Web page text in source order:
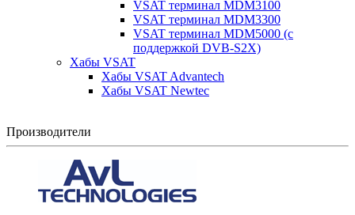
VSAT терминал MDM3100
VSAT терминал MDM3300
VSAT терминал MDM5000 (с
поддержкой DVB-S2X)
Хабы VSAT
Хабы VSAT Advantech
Хабы VSAT Newtec
Производители